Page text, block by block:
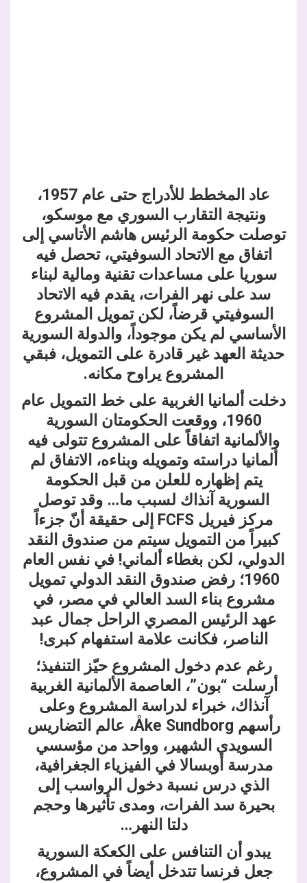
عاد المخطط للأدراج حتى عام 1957،
ونتيجة التقارب السوري مع موسكو،
توصلت حكومة الرئيس هاشم الأتاسي إلى
اتفاق مع الاتحاد السوفيتي، تحصل فيه
سوريا على مساعدات تقنية ومالية لبناء
سد على نهر الفرات، يقدم فيه الاتحاد
السوفيتي قرضاً، لكن تمويل المشروع
الأساسي لم يكن موجوداً، والدولة السورية
حديثة العهد غير قادرة على التمويل، فبقي
المشروع يراوح مكانه.
دخلت ألمانيا الغربية على خط التمويل عام
1960، ووقعت الحكومتان السورية
والألمانية اتفاقاً على المشروع تتولى فيه
ألمانيا دراسته وتمويله وبناءه، الاتفاق لم
يتم إظهاره للعلن من قبل الحكومة
السورية آنذاك لسبب ما… وقد توصل
مركز فيريل FCFS إلى حقيقة أنّ جزءاً
كبيراً من التمويل سيتم من صندوق النقد
الدولي، لكن بغطاء ألماني! في نفس العام
1960؛ رفض صندوق النقد الدولي تمويل
مشروع بناء السد العالي في مصر، في
عهد الرئيس المصري الراحل جمال عبد
الناصر، فكانت علامة استفهام كبرى!
رغم عدم دخول المشروع حيّز التنفيذ؛
أرسلت “بون”، العاصمة الألمانية الغربية
آنذاك، خبراء لدراسة المشروع وعلى
رأسهم Åke Sundborg، عالم التضاريس
السويدي الشهير، وواحد من مؤسسي
مدرسة أوبسالا في الفيزياء الجغرافية،
الذي درس نسبة دخول الرواسب إلى
بحيرة سد الفرات، ومدى تأثيرها وحجم
دلتا النهر…
يبدو أن التنافس على الكعكة السورية
جعل فرنسا تتدخل أيضاً في المشروع،